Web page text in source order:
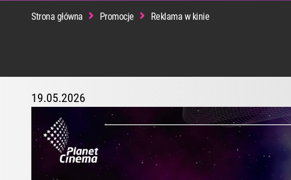
Strona główna Promocje Reklama w kinie
19.05.2026